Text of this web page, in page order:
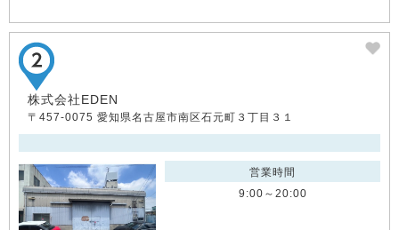
株式会社EDEN
〒457-0075 愛知県名古屋市南区石元町３丁目３１
営業時間
9:00～20:00